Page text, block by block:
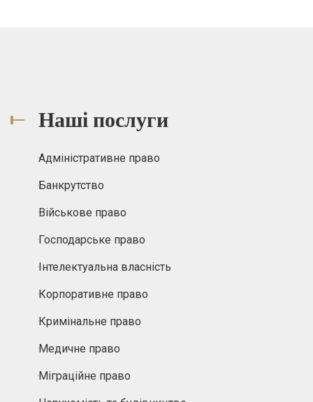
Наші послуги
Адміністративне право
Банкрутство
Військове право
Господарське право
Інтелектуальна власність
Корпоративне право
Кримінальне право
Медичне право
Міграційне право